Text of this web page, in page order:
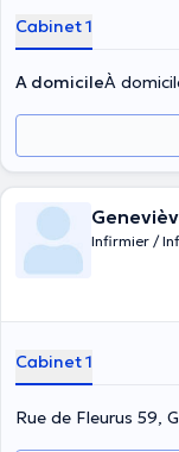
Cabinet 1
A domicileÀ
Infirmier /
Cabinet 1
Rue de Fleurus 59,